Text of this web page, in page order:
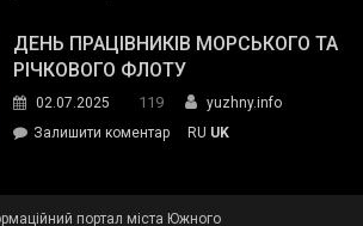
Південного
зустрілася
представниками
молодіжної
обговорювали
ДЕНЬ ПРАЦІВНИКІВ МОРСЬКОГО ТА
РІЧКОВОГО ФЛОТУ
02.07.2025 119
yuzhny.info
Залишити коментарon
RU UK
портал міста Южного